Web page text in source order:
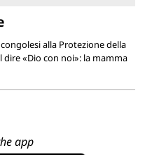
alla Protezione della
dire «Dio con noi»: la mamma
app